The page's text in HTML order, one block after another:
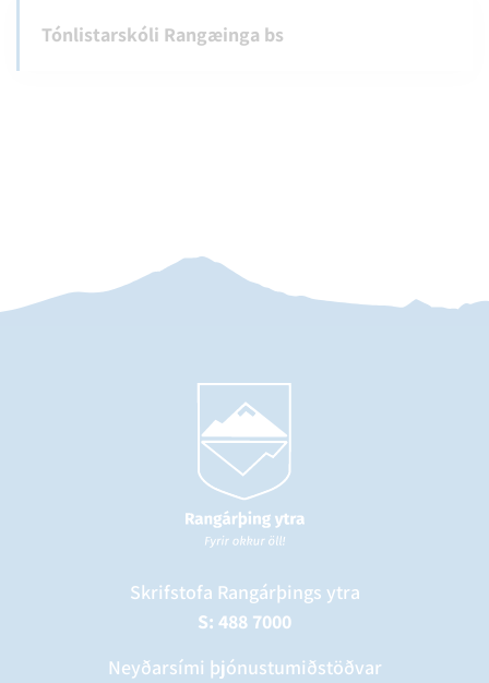
Tónlistarskóli Rangæinga bs
Skrifstofa Rangárþings ytra
S: 488 7000
Neyðarsími þjónustumiðstöðvar